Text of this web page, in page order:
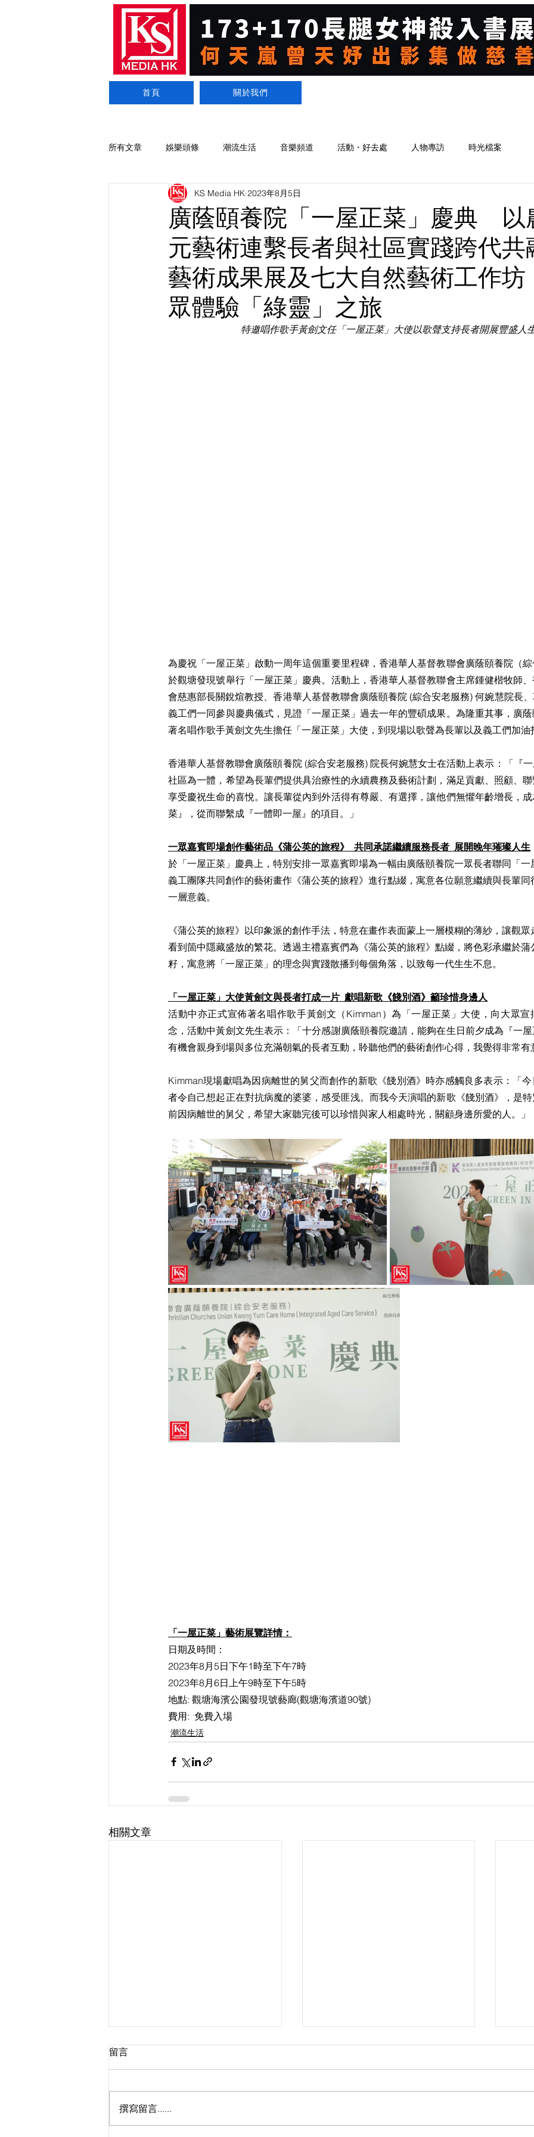
首頁 關於我們
所有文章 娛樂頭條 潮流生活 音樂頻道 活動・好去處 人物專訪 時光檔案
廣蔭頤養院「一屋正菜」慶典 以
元藝術連繫長者與社區實踐跨代共
藝術成果展及七大自然藝術工作
眾體驗「綠靈」之旅
KS Media HK 2023年8月5日
特邀唱作歌手黃劍文任「一屋正菜」大使以歌聲支持長者開展豐盛人
為慶祝「一屋正菜」啟動一周年這個重要里程碑，香港華人基督教聯會廣蔭頤養院（
於觀塘發現號舉行「一屋正菜」慶典。活動上，香港華人基督教聯會主席鍾健楷牧師
會慈惠部長關銳煊教授、香港華人基督教聯會廣蔭頤養院 (綜合安老服務) 何婉慧院長
義工們一同參與慶典儀式，見證「一屋正菜」過去一年的豐碩成果。為隆重其事，廣
著名唱作歌手黃劍文先生擔任「一屋正菜」大使，到現場以歌聲為長輩以及義工們加油
香港華人基督教聯會廣蔭頤養院 (綜合安老服務) 院長何婉慧女士在活動上表示：「『
社區為一體，希望為長輩們提供具治療性的永續農務及藝術計劃，滿足貢獻、照顧、
享受慶祝生命的喜悅。讓長輩從內到外活得有尊嚴、有選擇，讓他們無懼年齡增長，
菜』，從而聯繫成『一體即一屋』的項目。」
一眾嘉賓即場創作藝術品《蒲公英的旅程》  共同承諾繼續服務長者  展開晚年璀璨人生
於「一屋正菜」慶典上，特別安排一眾嘉賓即場為一幅由廣蔭頤養院一眾長者聯同「
義工團隊共同創作的藝術畫作《蒲公英的旅程》進行點綴，寓意各位願意繼續與長輩
一層意義。
《蒲公英的旅程》以印象派的創作手法，特意在畫作表面蒙上一層模糊的薄紗，讓觀
看到箇中隱藏盛放的繁花。透過主禮嘉賓們為《蒲公英的旅程》點綴，將色彩承繼於蒲
籽，寓意將「一屋正菜」的理念與實踐散播到每個角落，以致每一代生生不息。
「一屋正菜」大使黃劍文與長者打成一片  獻唱新歌《餞別酒》籲珍惜身邊人
活動中亦正式宣佈著名唱作歌手黃劍文（Kimman）為「一屋正菜」大使，向大眾宣
念，活動中黃劍文先生表示：「十分感謝廣蔭頤養院邀請，能夠在生日前夕成為『一
有機會親身到場與多位充滿朝氣的長者互動，聆聽他們的藝術創作心得，我覺得非常有
Kimman現場獻唱為因病離世的舅父而創作的新歌《餞別酒》時亦感觸良多表示：「
者令自己想起正在對抗病魔的婆婆，感受匪浅。而我今天演唱的新歌《餞別酒》，是
前因病離世的舅父，希望大家聽完後可以珍惜與家人相處時光，關顧身邊所愛的人。」
「一屋正菜」藝術展覽詳情：
日期及時間：
2023年8月5日下午1時至下午7時
2023年8月6日上午9時至下午5時
地點: 觀塘海濱公園發現號藝廊(觀塘海濱道90號)
費用:  免費入場
潮流生活
相關文章
留言
撰寫留言......